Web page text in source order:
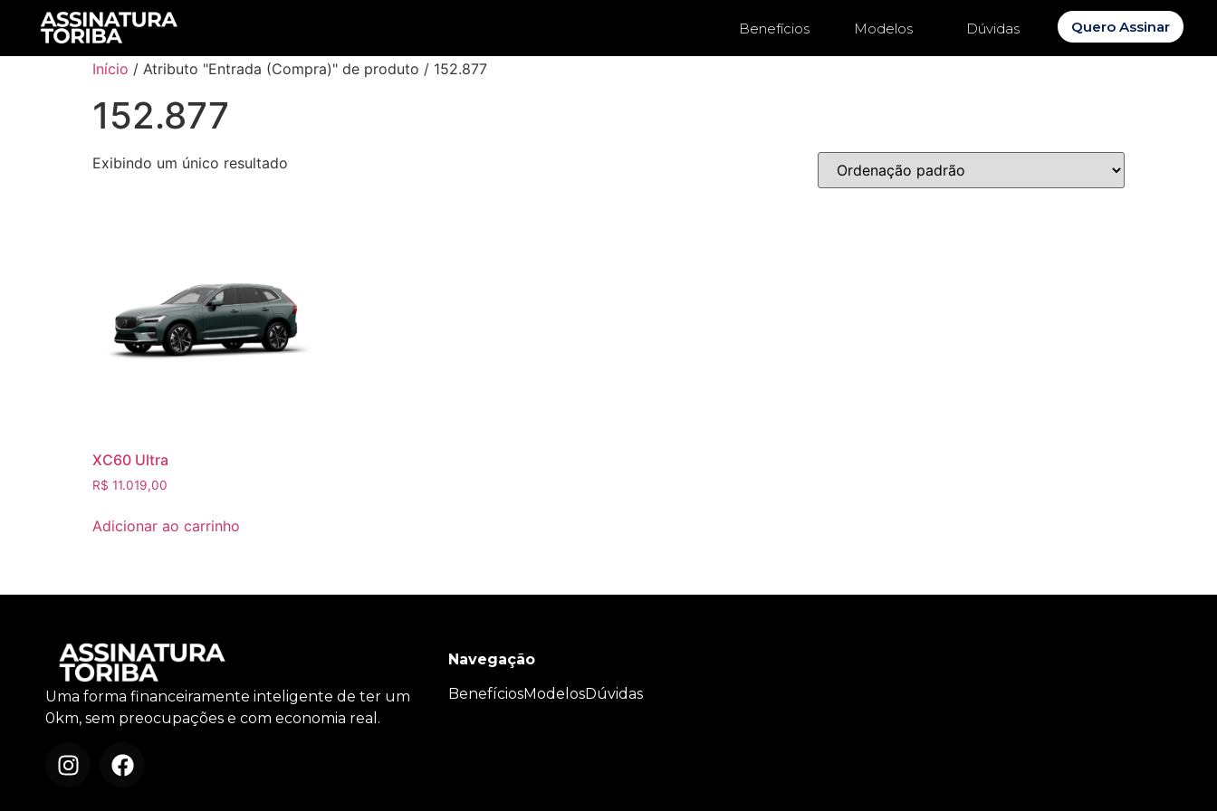
Benefícios Modelos Dúvidas Quero Assinar
Início / Atributo "Entrada (Compra)" de produto / 152.877
152.877
Exibindo um único resultado
XC60 Ultra
R$ 11.019,00
Adicionar ao carrinho
Uma forma financeiramente inteligente de ter um
0km, sem preocupações e com economia real.
Navegação
BenefíciosModelosDúvidas